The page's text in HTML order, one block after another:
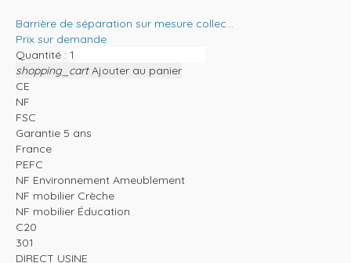
Barrière de séparation sur mesure collec...
Prix sur demande
Quantité :
shopping_cart Ajouter au panier
CE
NF
FSC
Garantie 5 ans
France
PEFC
NF Environnement Ameublement
NF mobilier Crèche
NF mobilier Éducation
C20
301
DIRECT USINE